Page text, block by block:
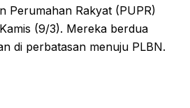
Perumahan Rakyat (PUPR)
(9/3). Mereka berdua
di perbatasan menuju PLBN.